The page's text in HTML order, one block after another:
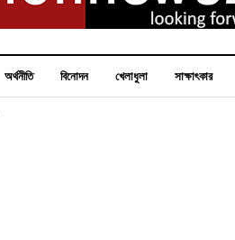
অর্থনীতি বিনোদন খেলাধুলা সাক্ষাৎকার